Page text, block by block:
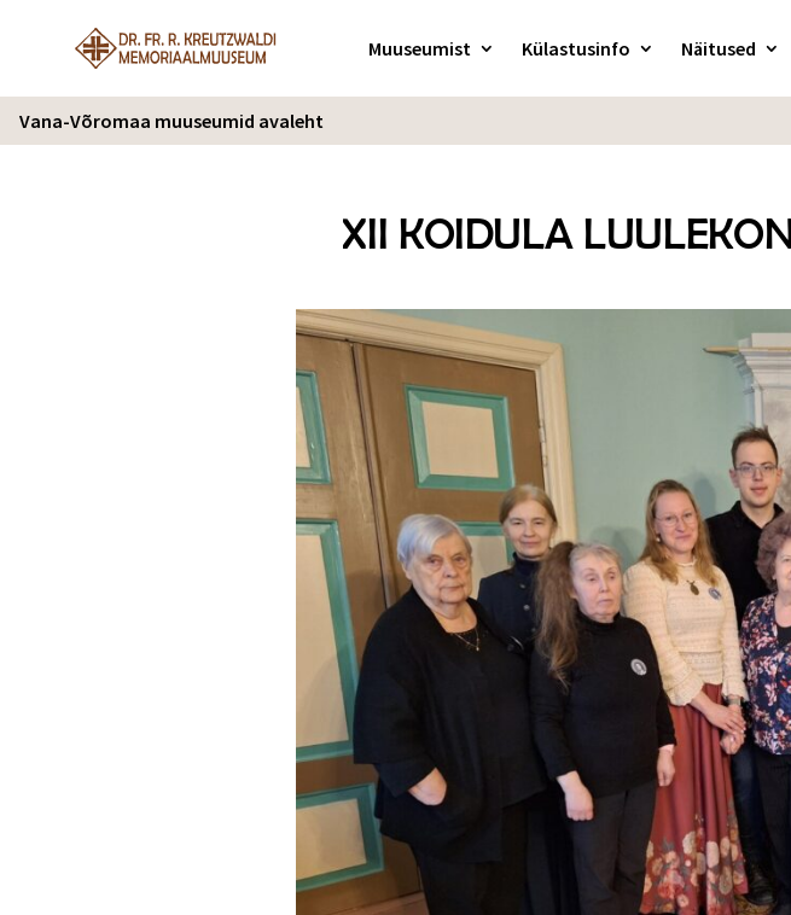
Muuseumist Külastusinfo Näitused
Vana-Võromaa muuseumid avaleht
XII KOIDULA